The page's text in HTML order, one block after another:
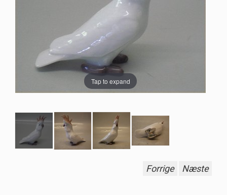
Tap to expand
Forrige Næste